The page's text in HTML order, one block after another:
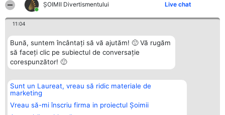
ŞOIMII Divertismentului Live chat
11:04
Bună, suntem încântați să vă ajutăm! 🙂 Vă rugăm
să faceți clic pe subiectul de conversație
corespunzător! 🙂
Sunt un Laureat, vreau să ridic materiale de
marketing
Vreau să-mi înscriu firma in proiectul Șoimii
Organizator Ranking
BRIGHT SOLUTIONS BR SRL
Aleea Timisul De Sus 2 Bl. A30
Sc. A Et. 4 Ap. 13 Cod 061952
Plebiscyt
Lista Tuturor
Laureaților
Contact